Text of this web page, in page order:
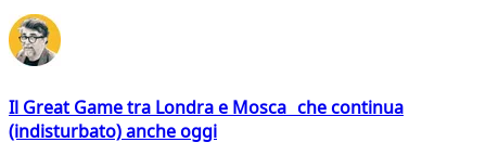
Il Great Game tra Londra e Mosca che continua
(indisturbato) anche oggi